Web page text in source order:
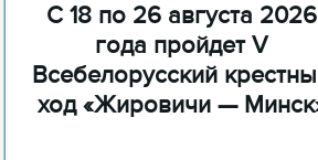
С 18 по 26 августа 2026
года пройдет V
Всебелорусский
ход «Жировичи —